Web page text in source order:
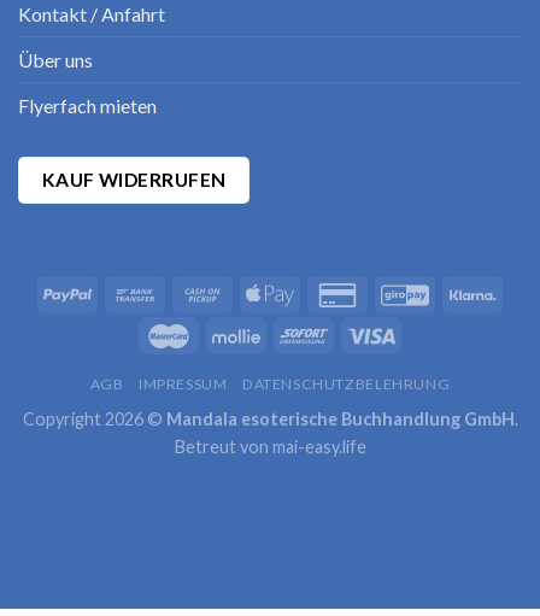
Kontakt / Anfahrt
Über uns
Flyerfach mieten
KAUF WIDERRUFEN
AGB IMPRESSUM DATENSCHUTZBELEHRUNG
Copyright 2026 © Mandala esoterische Buchhandlung GmbH.
Betreut von mai-easy.life